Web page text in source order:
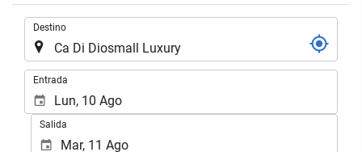
Introduzca
lugar
de
destino
en
que
Destino
Introduzca
las
fechas
inicio
Entrada
Salida